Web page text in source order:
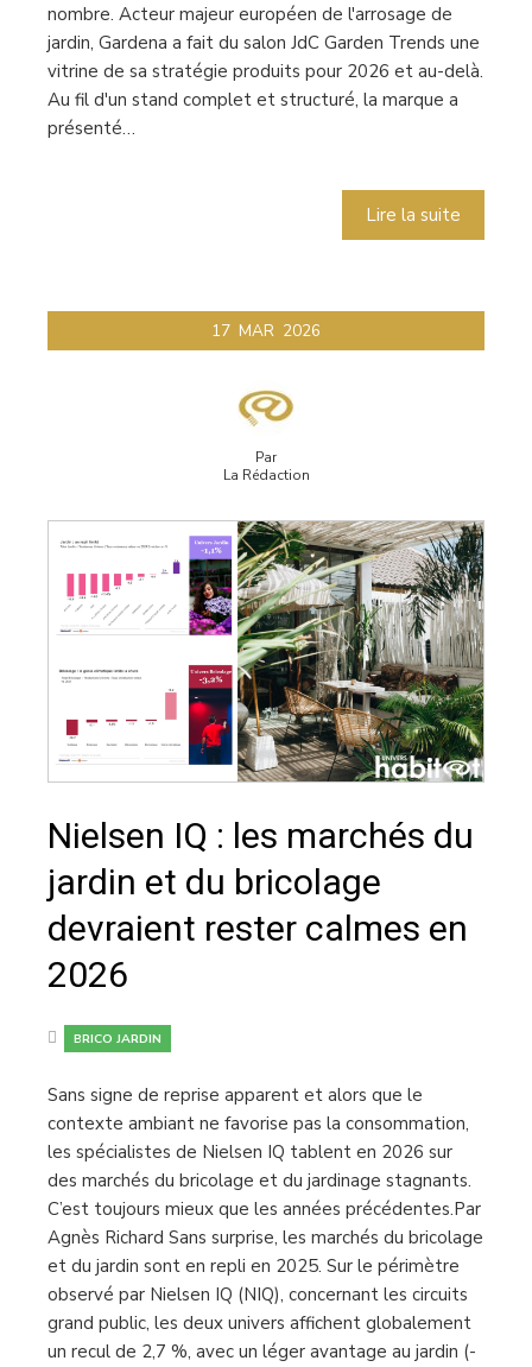
nombre. Acteur majeur européen de l'arrosage de
jardin, Gardena a fait du salon JdC Garden Trends une
vitrine de sa stratégie produits pour 2026 et au-delà.
Au fil d'un stand complet et structuré, la marque a
présenté…
Lire la suite
17 MAR 2026
Par
La Rédaction
Nielsen IQ : les marchés du
jardin et du bricolage
devraient rester calmes en
2026
BRICO JARDIN
Sans signe de reprise apparent et alors que le
contexte ambiant ne favorise pas la consommation,
les spécialistes de Nielsen IQ tablent en 2026 sur
des marchés du bricolage et du jardinage stagnants.
C’est toujours mieux que les années précédentes.Par
Agnès Richard Sans surprise, les marchés du bricolage
et du jardin sont en repli en 2025. Sur le périmètre
observé par Nielsen IQ (NIQ), concernant les circuits
grand public, les deux univers affichent globalement
un recul de 2,7 %, avec un léger avantage au jardin (-